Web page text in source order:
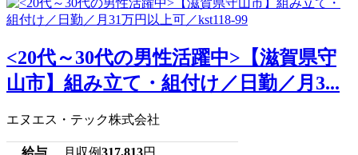
<20代～30代の男性活躍中>【滋賀県守
山市】組み立て・組付け／日勤／月3...
エヌエス・テック株式会社